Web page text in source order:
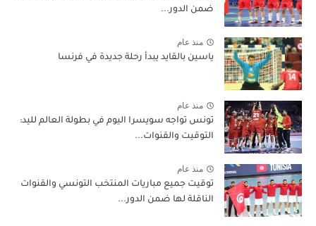
ضمن الدور...
منذ عام
ياسين بالقايد يبدأ رحلة جديدة في فرنسا
منذ عام
تونس تواجه سويسرا اليوم في بطولة العالم لليد:
التوقيت والقنوات...
منذ عام
توقيت جميع مباريات المنتخب التونسي والقنوات
الناقلة لها ضمن الدور...